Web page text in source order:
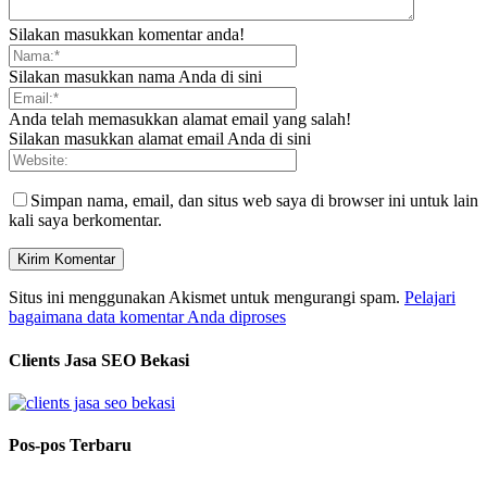
Silakan masukkan komentar anda!
Silakan masukkan nama Anda di sini
Anda telah memasukkan alamat email yang salah!
Silakan masukkan alamat email Anda di sini
Simpan nama, email, dan situs web saya di browser ini untuk lain
kali saya berkomentar.
Situs ini menggunakan Akismet untuk mengurangi spam. Pelajari
bagaimana data komentar Anda diproses
Clients Jasa SEO Bekasi
Pos-pos Terbaru